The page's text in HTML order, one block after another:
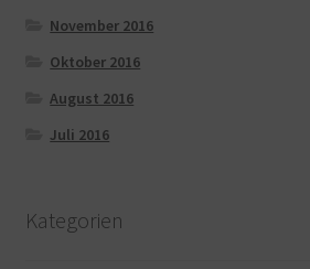
November 2016
Oktober 2016
August 2016
Juli 2016
Kategorien